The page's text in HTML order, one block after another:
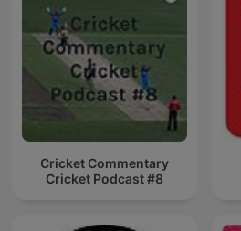
Cricket Commentary
Cricket Podcast #8